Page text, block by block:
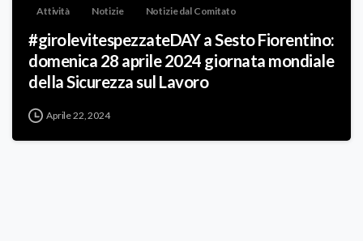
Attività Notizie Notizie dal Comitato
#girolevitespezzateDAY a Sesto Fiorentino:
domenica 28 aprile 2024 giornata mondiale
della Sicurezza sul Lavoro
Aprile 22, 2024